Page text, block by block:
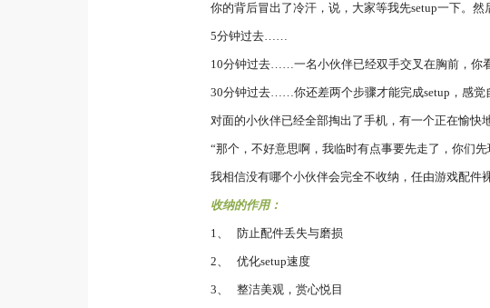
你的背后冒出了冷汗，说，大家等我先setup一下。
5分钟过去……
10分钟过去……一名小伙伴已经双手交叉在胸前，你
30分钟过去……你还差两个步骤才能完成setup，感
对面的小伙伴已经全部掏出了手机，有一个正在愉
“那个，不好意思啊，我临时有点事要先走了，你们
我相信没有哪个小伙伴会完全不收纳，任由游戏配件
收纳的作用：
1、 防止配件丢失与磨损
2、 优化setup速度
3、 整洁美观，赏心悦目